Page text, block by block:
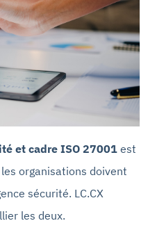
et cadre ISO 27001 est
organisations doivent
sécurité. LC.CX
les deux.